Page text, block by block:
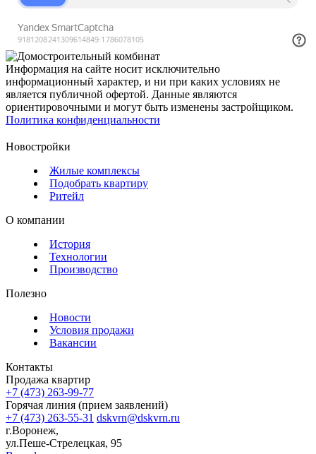
Информация на сайте носит исключительно
информационный характер, и ни при каких условиях не
является публичной офертой. Данные являются
ориентировочными и могут быть изменены застройщиком.
Политика конфиденциальности
Новостройки
Жилые комплексы
Подобрать квартиру
Ритейл
О компании
История
Технологии
Производство
Полезно
Новости
Условия продажи
Вакансии
Контакты
Продажа квартир
+7 (473) 263-99-77
Горячая линия (прием заявлений)
+7 (473) 263-55-31 dskvrn@dskvrn.ru
г.Воронеж,
ул.Пеше-Стрелецкая, 95